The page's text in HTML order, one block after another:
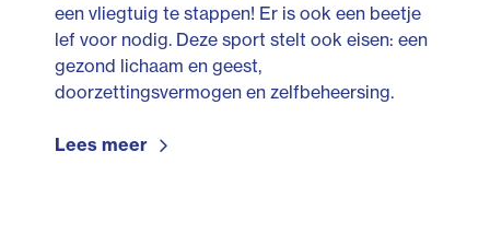
een vliegtuig te stappen! Er is ook een beetje
lef voor nodig. Deze sport stelt ook eisen: een
gezond lichaam en geest,
doorzettingsvermogen en zelfbeheersing.
Lees meer